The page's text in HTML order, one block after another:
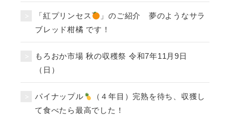
「紅プリンセス
」のご紹介 夢のようなサラ
ブレッド柑橘 です！
もろおか市場 秋の収穫祭 令和7年11月9日
（日）
パイナップル
（４年目）完熟を待ち、収獲し
て食べたら最高でした！